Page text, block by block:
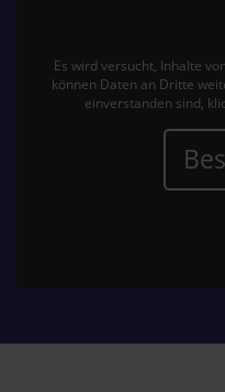
Es wird versucht, Inhalte von
können Daten an Dritte
einverstanden sind,